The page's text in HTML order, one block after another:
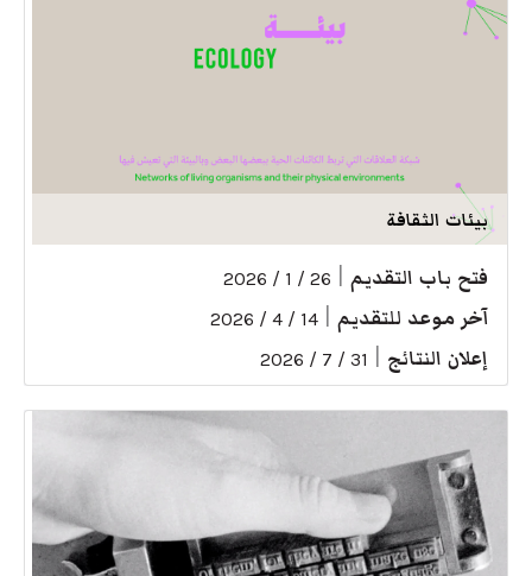
بيئات الثقافة
فتح باب التقديم 26 / 1 / 2026
آخر موعد للتقديم 14 / 4 / 2026
إعلان النتائج 31 / 7 / 2026